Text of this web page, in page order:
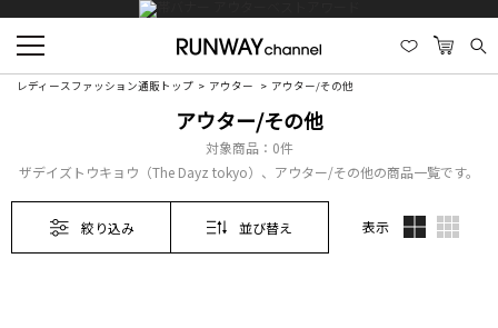
レディースファッション通販トップ アウター アウター/その他
アウター/その他
対象商品： 0件
ザデイズトウキョウ（The Dayz tokyo）、アウター/その他の商品一覧です。
絞り込み 並び替え 表示